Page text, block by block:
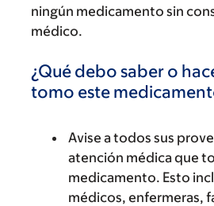
ningún medicamento sin
médico.
¿Qué debo saber o
tomo este
Avise a todos sus
atención médica que
medicamento. Esto
médicos, enfermeras,